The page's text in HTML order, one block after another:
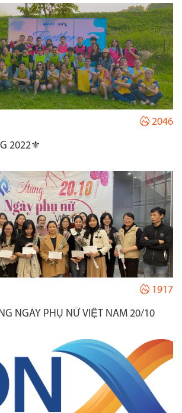
2046
2022⚜️
1917
NGÀY PHỤ NỮ VIỆT NAM 20/10